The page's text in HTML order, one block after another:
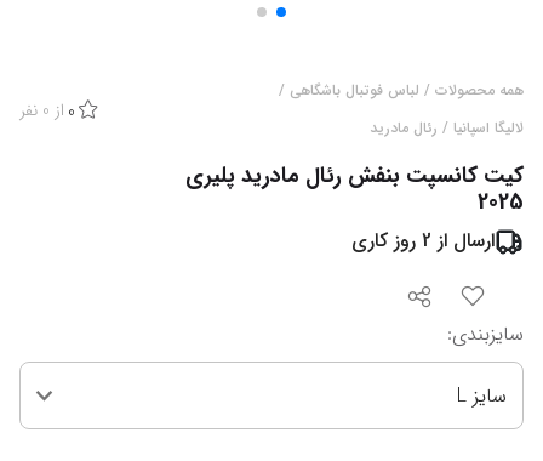
همه محصولات / لباس فوتبال باشگاهی /
لالیگا اسپانیا / رئال مادرید
0 از 0 نفر
کیت کانسپت بنفش رئال مادرید پلیری
2025
ارسال از 2 روز کاری
سایزبندی:
سایز L